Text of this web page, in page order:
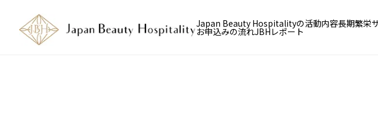
Japan Beauty Hospitalityの活動内容長期繁栄
お申込みの流れJBHレポート